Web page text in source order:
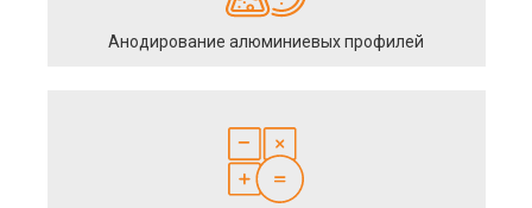
Анодирование алюминиевых профилей